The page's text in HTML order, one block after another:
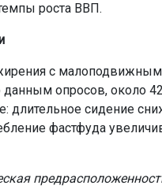
роста ВВП.
с
опросов, около
длительное сидение
фастфуда